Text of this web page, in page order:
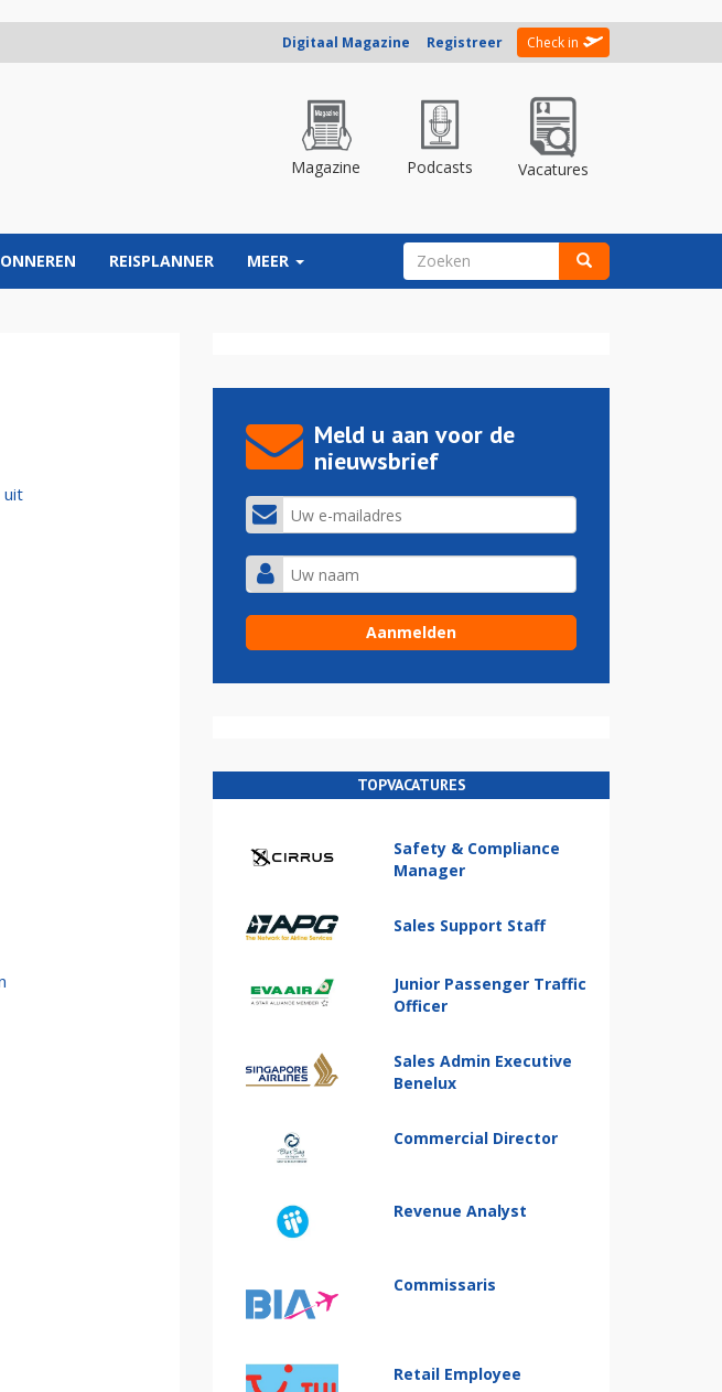
Digitaal Magazine Registreer Check in
Magazine Podcasts Vacatures
REISPLANNER MEER ZOEKVELD
uit
Meld u aan voor de
nieuwsbrief
TOPVACATURES
Safety & Compliance
Manager
Sales Support Staff
Junior Passenger Traffic
Officer
Sales Admin Executive
Benelux
Commercial Director
Revenue Analyst
Commissaris
Retail Employee